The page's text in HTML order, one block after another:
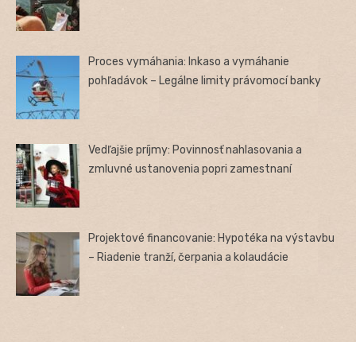
Proces vymáhania: Inkaso a vymáhanie
pohľadávok – Legálne limity právomocí banky
Vedľajšie príjmy: Povinnosť nahlasovania a
zmluvné ustanovenia popri zamestnaní
Projektové financovanie: Hypotéka na výstavbu
– Riadenie tranží, čerpania a kolaudácie